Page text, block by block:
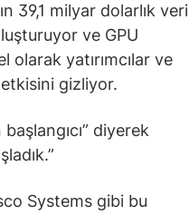
39,1 milyar dolarlık veri
ve GPU
olarak yatırımcılar ve
gizliyor.
diyerek
Systems gibi bu